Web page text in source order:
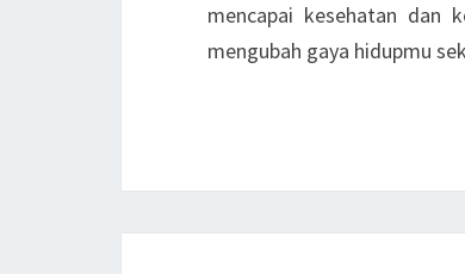
mencapai kesehatan dan
mengubah gaya hidupmu